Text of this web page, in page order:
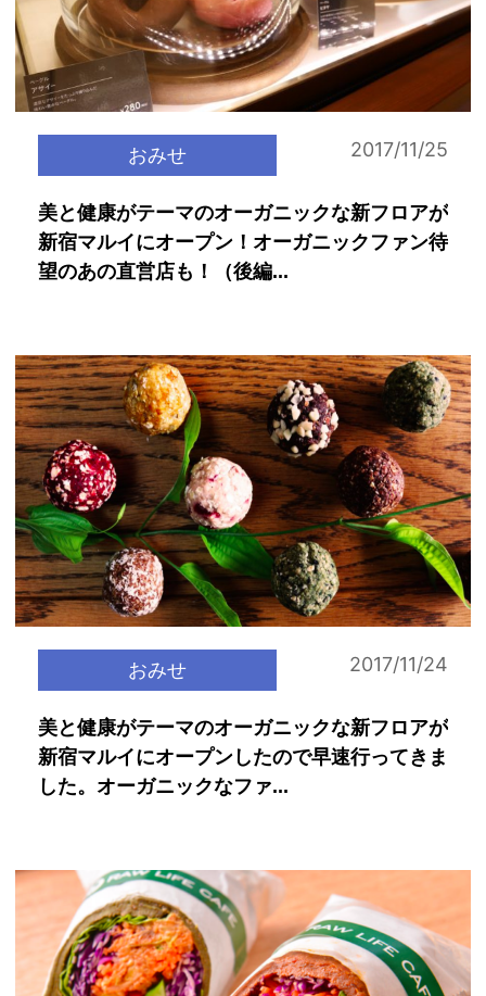
おみせ 2017/11/25
美と健康がテーマのオーガニックな新フロアが
新宿マルイにオープン！オーガニックファン待
望のあの直営店も！（後編...
おみせ 2017/11/24
美と健康がテーマのオーガニックな新フロアが
新宿マルイにオープンしたので早速行ってきま
した。オーガニックなファ...